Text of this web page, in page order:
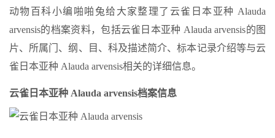
动物百科小编啪啪兔给大家整理了云雀日本亚种 Alauda
arvensis的档案资料，包括云雀日本亚种 Alauda arvensis的图
片、所属门、纲、目、科及描述简介、标本记录介绍等与云
雀日本亚种 Alauda arvensis相关的详细信息。
云雀日本亚种 Alauda arvensis档案信息